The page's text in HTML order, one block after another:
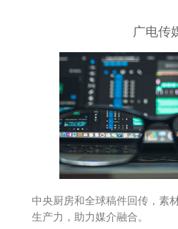
广电传
中央厨房和全球稿件回传，素
生产力，助力媒介融合。